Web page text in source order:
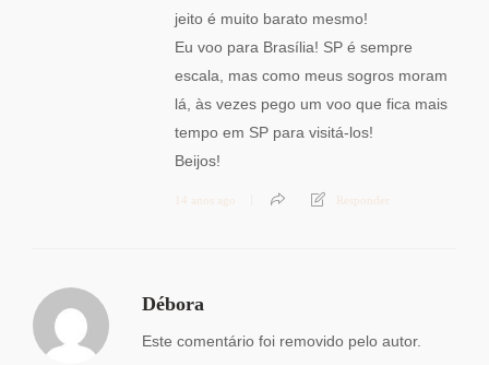
jeito é muito barato mesmo!
Eu voo para Brasília! SP é sempre
escala, mas como meus sogros moram
lá, às vezes pego um voo que fica mais
tempo em SP para visitá-los!
Beijos!
14 anos ago Responder
Débora
Este comentário foi removido pelo autor.